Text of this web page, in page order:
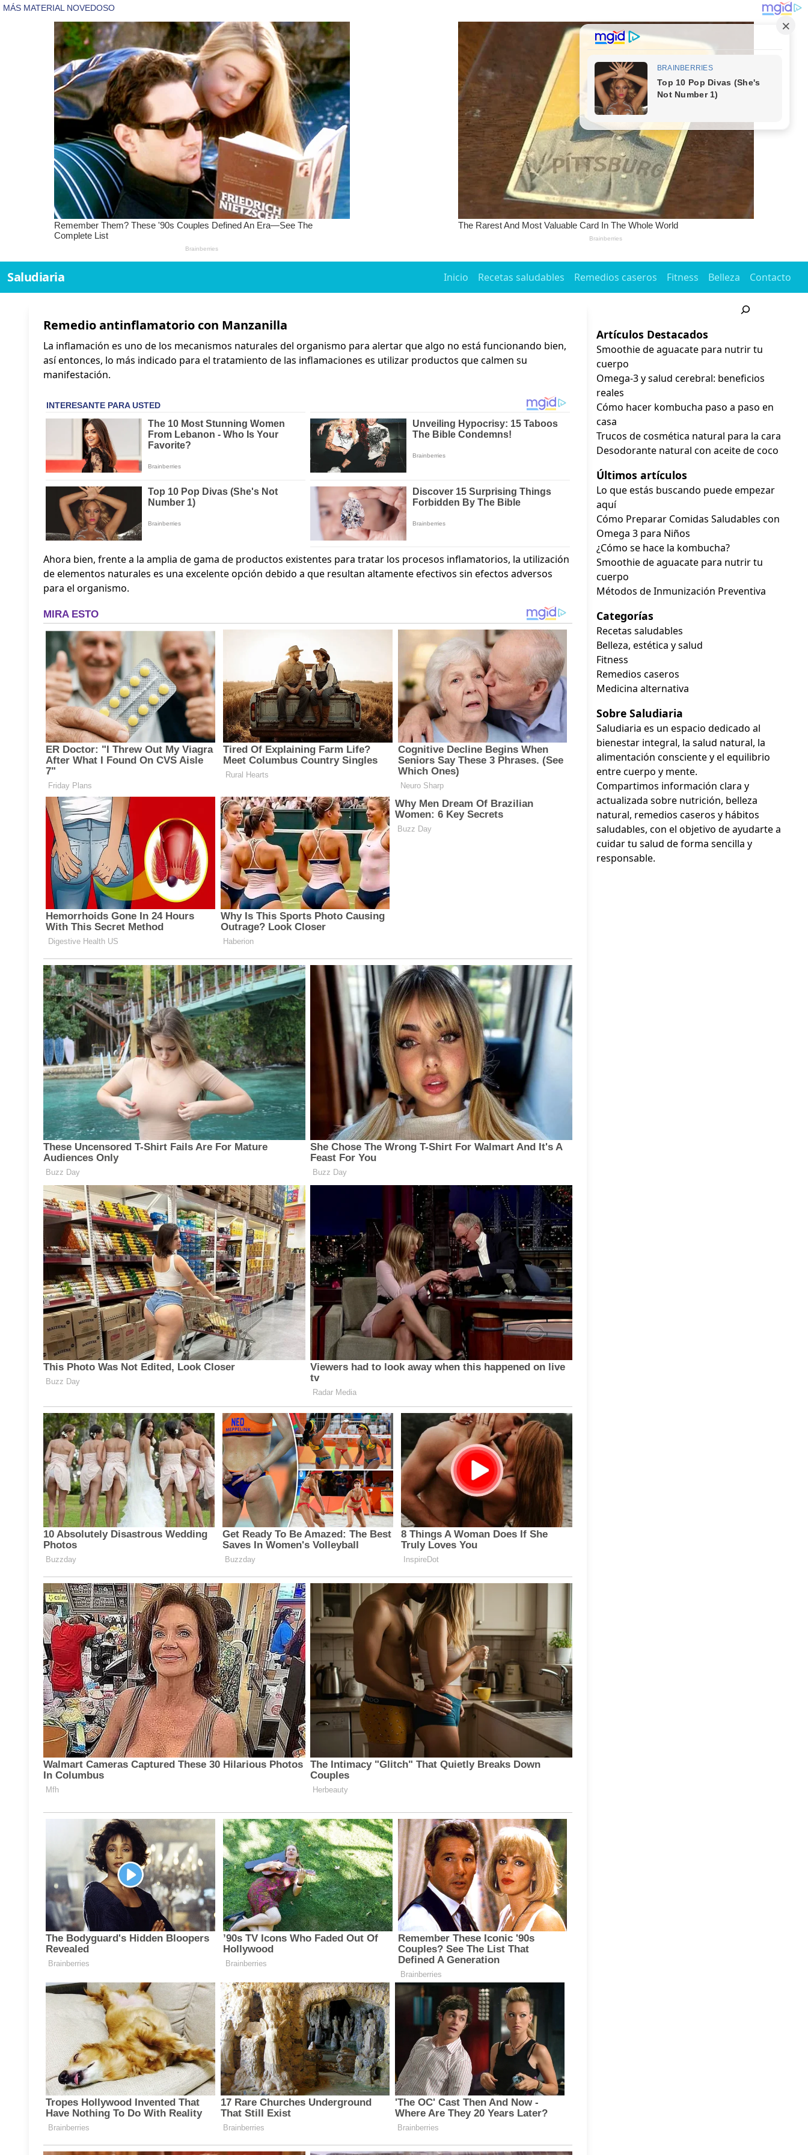
Saludiaria Inicio Recetas saludables Remedios caseros Fitness Belleza Contacto
Remedio antinflamatorio con Manzanilla
La inflamación es uno de los mecanismos naturales del organismo para alertar que algo no está funcionando bien,
así entonces, lo más indicado para el tratamiento de las inflamaciones es utilizar productos que calmen su
manifestación.
Ahora bien, frente a la amplia de gama de productos existentes para tratar los procesos inflamatorios, la utilización
de elementos naturales es una excelente opción debido a que resultan altamente efectivos sin efectos adversos
para el organismo.
Artículos Destacados
Smoothie de aguacate para nutrir tu
cuerpo
Omega-3 y salud cerebral: beneficios
reales
Cómo hacer kombucha paso a paso en
casa
Trucos de cosmética natural para la cara
Desodorante natural con aceite de coco
Últimos artículos
Lo que estás buscando puede empezar
aquí
Cómo Preparar Comidas Saludables con
Omega 3 para Niños
¿Cómo se hace la kombucha?
Smoothie de aguacate para nutrir tu
cuerpo
Métodos de Inmunización Preventiva
Categorías
Recetas saludables
Belleza, estética y salud
Fitness
Remedios caseros
Medicina alternativa
Sobre Saludiaria
Saludiaria es un espacio dedicado al
bienestar integral, la salud natural, la
alimentación consciente y el equilibrio
entre cuerpo y mente.
Compartimos información clara y
actualizada sobre nutrición, belleza
natural, remedios caseros y hábitos
saludables, con el objetivo de ayudarte a
cuidar tu salud de forma sencilla y
responsable.